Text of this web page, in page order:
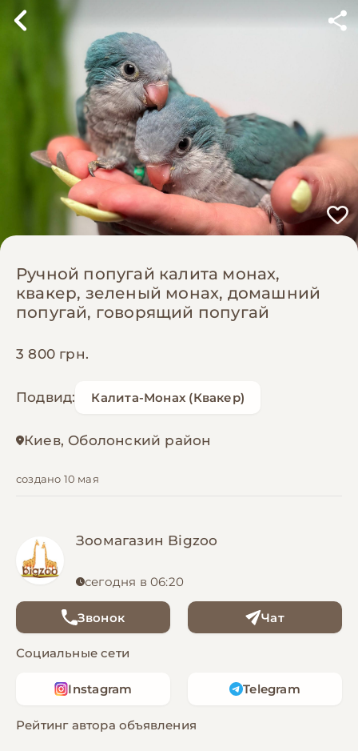
Ручной попугай калита монах,
квакер, зеленый монах, домашний
попугай, говорящий попугай
3 800 грн.
Подвид: Калита-Монах (Квакер)
Киев, Оболонский район
создано 10 мая
Зоомагазин Bigzoo
сегодня в 06:20
Звонок Чат
Социальные сети
Instagram Telegram
Рейтинг автора объявления